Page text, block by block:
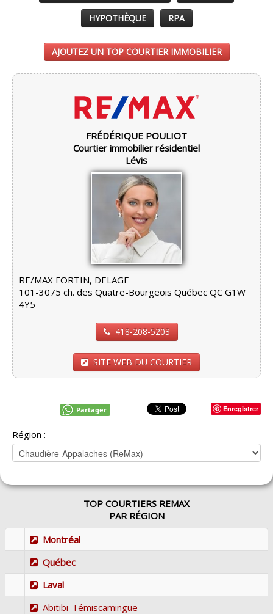
HYPOTHÈQUE RPA
AJOUTEZ UN TOP COURTIER IMMOBILIER
FRÉDÉRIQUE POULIOT
Courtier immobilier résidentiel
Lévis
RE/MAX FORTIN, DELAGE
101-3075 ch. des Quatre-Bourgeois Québec QC G1W
4Y5
418-208-5203
SITE WEB DU COURTIER
Enregistrer
Partager
Région :
TOP COURTIERS REMAX
PAR RÉGION
Montréal
Québec
Laval
Abitibi-Témiscamingue